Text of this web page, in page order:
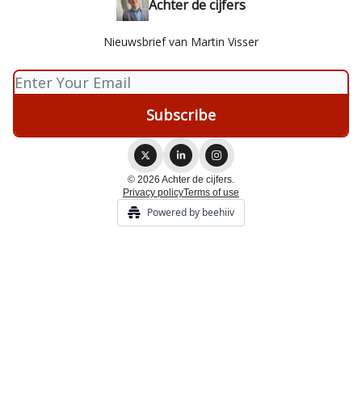
Achter de cijfers
Nieuwsbrief van Martin Visser
© 2026 Achter de cijfers.
Privacy policyTerms of use
Powered by beehiiv